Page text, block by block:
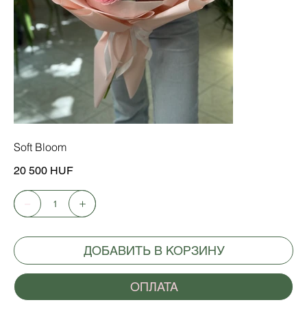
Soft Bloom
20 500 HUF
ДОБАВИТЬ В КОРЗИНУ
ОПЛАТА